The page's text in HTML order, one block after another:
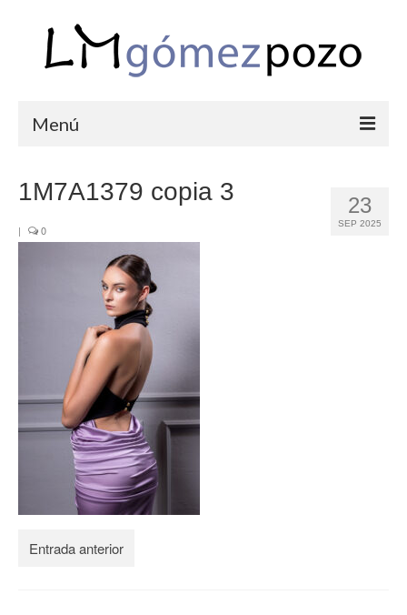
Menú
COMUNIONES
CORPORATIVAS
SEMANA SANTA
BLOG
SOBRE LM
CONTACTO
23
SEP 2025
1M7A1379 copia 3
| 0
Entrada anterior